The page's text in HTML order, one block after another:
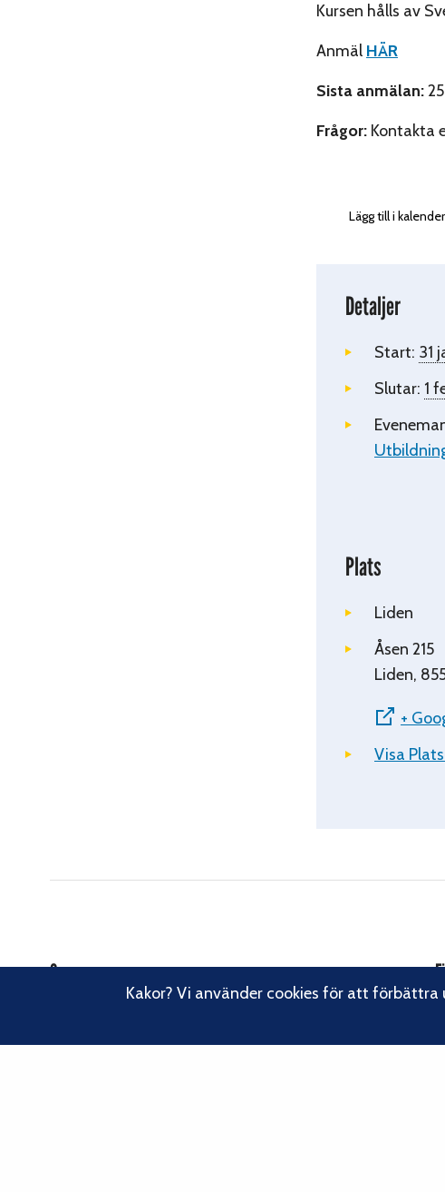
Kursen hålls av
Anmäl HÄR
Sista anmälan:
Frågor: Kontakta
Lägg till i kalender
Detaljer
Start: 31
Slutar: 1
Plats
Liden
Åsen 215
Liden,
+
Visa
Om oss
norr. Klättrarna i Sverige är dock betydligt fler och vi för din
Kakor? Vi använder cookies för att förbättra